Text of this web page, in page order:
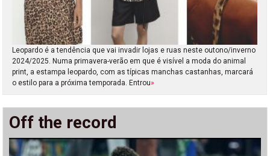
Leopardo é a tendência que vai invadir lojas e ruas neste outono/inverno
2024/2025. Numa primavera-verão em que é visível a moda do animal
print, a estampa leopardo, com as típicas manchas castanhas, marcará
o estilo para a próxima temporada. Entrou»
Off the record